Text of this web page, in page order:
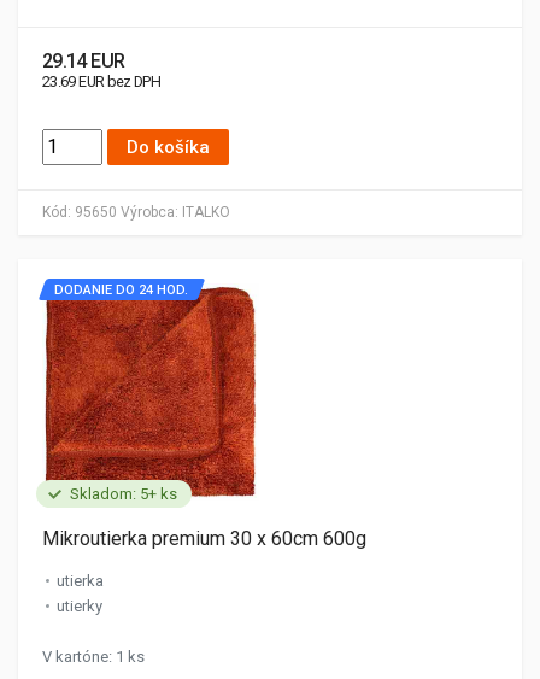
Kód: 95650 Výrobca: ITALKO
29.14 EUR
23.69 EUR bez DPH
Do košíka
Skladom: 5+ ks
DODANIE DO 24 HOD.
Mikroutierka premium 30 x 60cm 600g
utierka
utierky
V kartóne: 1 ks